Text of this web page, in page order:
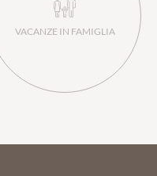
VACANZE IN FAMIGLIA